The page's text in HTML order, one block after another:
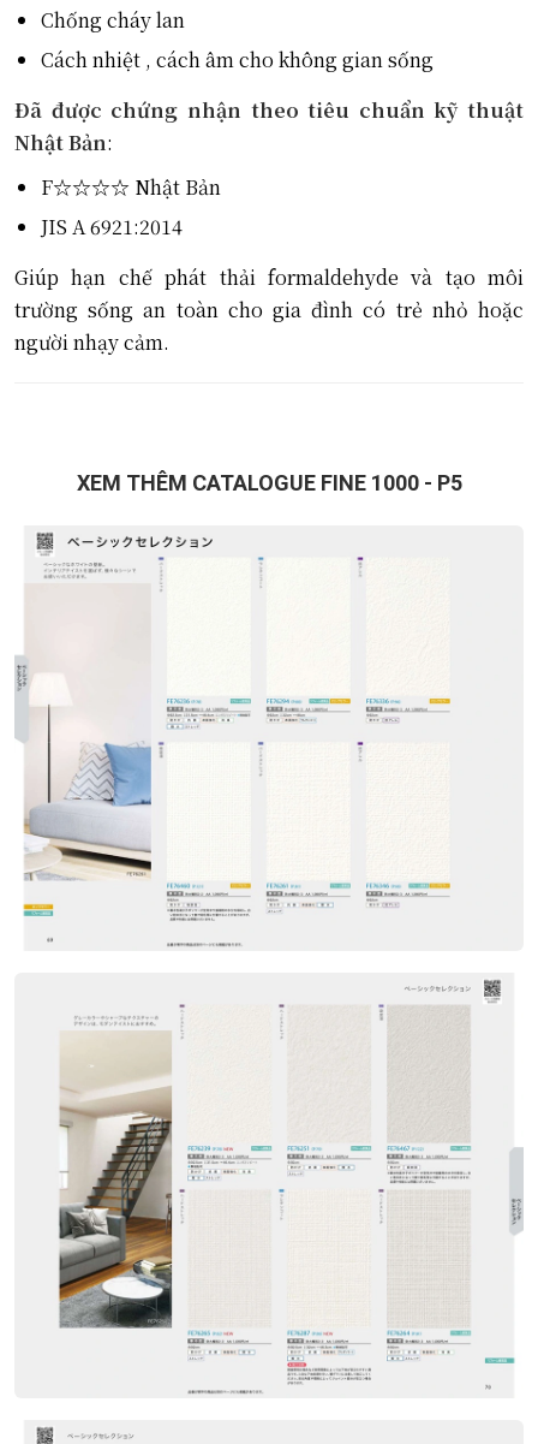
Chống cháy lan
Cách nhiệt , cách âm cho không gian sống
Đã được chứng nhận theo tiêu chuẩn kỹ thuật
Nhật Bản:
F☆☆☆☆ Nhật Bản
JIS A 6921:2014
Giúp hạn chế phát thải formaldehyde và tạo môi
trường sống an toàn cho gia đình có trẻ nhỏ hoặc
người nhạy cảm.
XEM THÊM CATALOGUE FINE 1000 - P5